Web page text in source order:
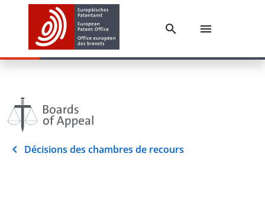
Décisions des chambres de recours